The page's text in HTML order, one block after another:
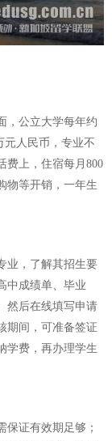
，公立大学每年约
元人民币，专业不
费上，住宿每月800
物等开销，一年生
业，了解其招生要
中成绩单、毕业
然后在线填写申请
期间，可准备签证
学费，再办理学生
证有效期足够；